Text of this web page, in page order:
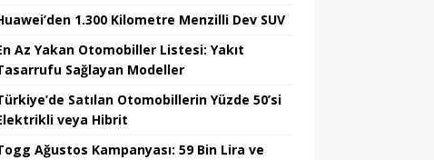
1.300 Kilometre Menzilli Dev SUV
Az Yakan Otomobiller Listesi: Yakıt
Sağlayan Modeller
Satılan Otomobillerin Yüzde 50’si
veya Hibrit
Ağustos Kampanyası: 59 Bin Lira ve